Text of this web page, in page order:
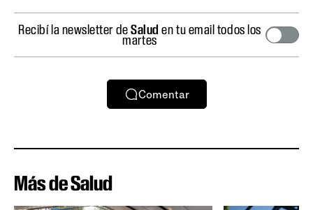
Recibí la newsletter deSalud en tu email todos los
martes
Comentar
Más de Salud